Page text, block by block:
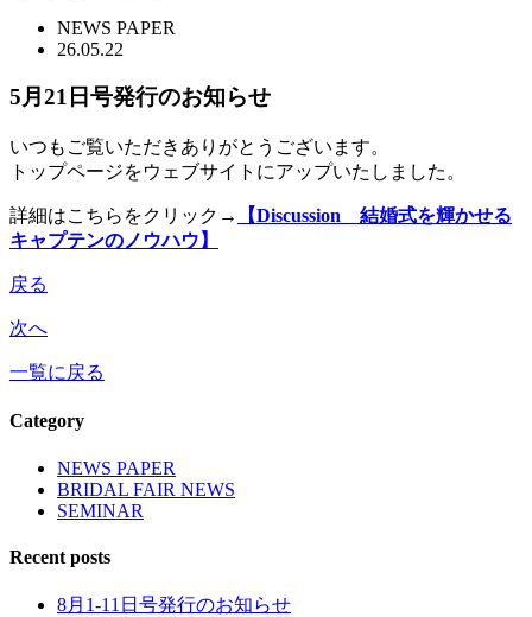
NEWS PAPER
26.05.22
5月21日号発行のお知らせ
いつもご覧いただきありがとうございます。
トップページをウェブサイトにアップいたしました。
詳細はこちらをクリック→
【Discussion 結婚式を輝かせる
キャプテンのノウハウ】
戻る
次へ
一覧に戻る
Category
NEWS PAPER
BRIDAL FAIR NEWS
SEMINAR
Recent posts
8月1-11日号発行のお知らせ